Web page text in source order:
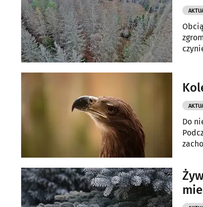
Do